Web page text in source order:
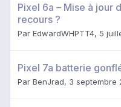
Pixel 6a – Mise à jour
recours ?
Par EdwardWHPTT4, 5
Pixel 7a batterie
Par BenJrad, 3 septembre